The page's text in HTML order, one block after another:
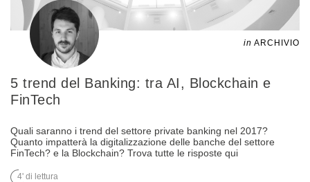
in ARCHIVIO
5 trend del Banking: tra AI, Blockchain e
FinTech
Quali saranno i trend del settore private banking nel 2017?
Quanto impatterà la digitalizzazione delle banche del settore
FinTech? e la Blockchain? Trova tutte le risposte qui
4' di lettura